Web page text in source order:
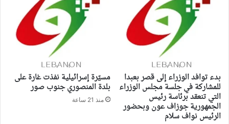
بدء توافد الوزراء إلى قصر بعبدا
للمشاركة في جلسة مجلس الوزراء
التي تنعقد برئاسة رئيس
الجمهورية جوزاف عون وبحضور
الرئيس نواف سلام
مسيّرة إسرائيلية نفذت غارة على
بلدة المنصوري جنوب صور
منذ 21 ساعة